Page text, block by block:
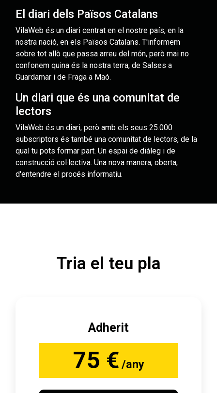
El diari dels Països Catalans
VilaWeb és un diari centrat en el nostre país, en la
nostra nació, en els Països Catalans. T'informem
sobre tot allò que passa arreu del món, però mai no
confonem quina és la nostra terra, de Salses a
Guardamar i de Fraga a Maó.
Un diari que és una comunitat de
lectors
VilaWeb és un diari, però amb els seus 25.000
subscriptors és també una comunitat de lectors, de la
qual tu pots formar part. Un espai de diàleg i de
construcció col·lectiva. Una nova manera, oberta,
d'entendre el procés informatiu.
Tria el teu pla
Adherit
75 € /any